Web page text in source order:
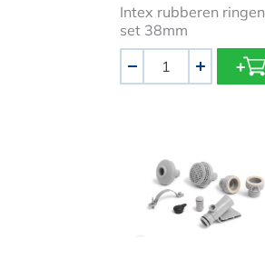
Intex rubberen ringen
set 38mm
+